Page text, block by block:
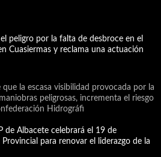
peligro por la falta de desbroce en el
Cuasiermas y reclama una actuación
la escasa visibilidad provocada por la
peligrosas, incrementa el riesgo
Hidrográfi
de Albacete celebrará el 19 de
para renovar el liderazgo de la